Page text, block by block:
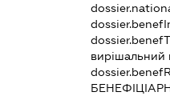
вирішальний